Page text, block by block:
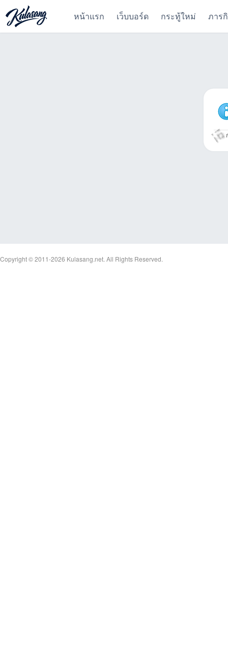
หน้าแรก เว็บบอร์ด กระทู้ใหม่ ภาร
Copyright © 2011-2026 Kulasang.net. All Rights Reserved.